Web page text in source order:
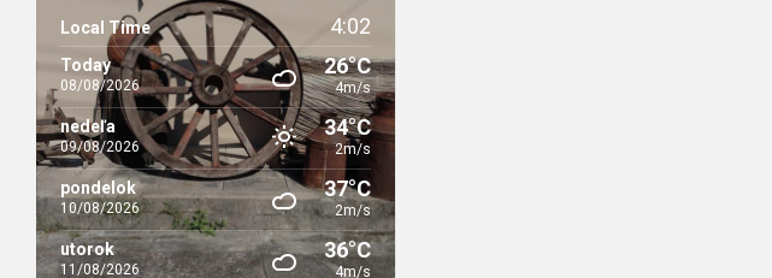
Local Time 4:02
Today
08/08/2026
26°C
4m/s
nedeľa
09/08/2026
34°C
2m/s
pondelok
10/08/2026
37°C
2m/s
utorok
11/08/2026
36°C
4m/s